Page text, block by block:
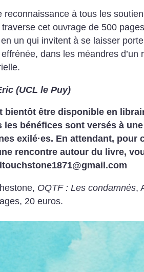
reconnaissance à tous les
traverse cet ouvrage de 500
un qui invitent à se laisser
dans les méandres d’un
(UCL le Puy)
bientôt être disponible en
les bénéfices sont versés à
exilé·es. En attendant, pour
rencontre autour du livre,
OQTF : Les condamnés,
20 euros.